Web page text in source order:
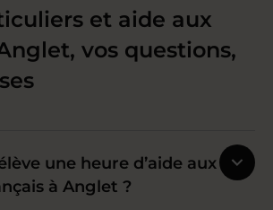
et aide aux
vos questions,
une heure d’aide aux
à Anglet ?